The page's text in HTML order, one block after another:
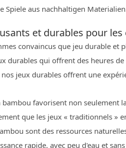
Spiele aus nachhaltigen
et durables pour
convaincus que jeu durable
durables qui offrent des heures
jeux durables offrent une
bambou favorisent non seulement
que les jeux « traditionnels »
sont des ressources
rapide, avec peu d'eau et